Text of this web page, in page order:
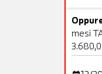
mesi